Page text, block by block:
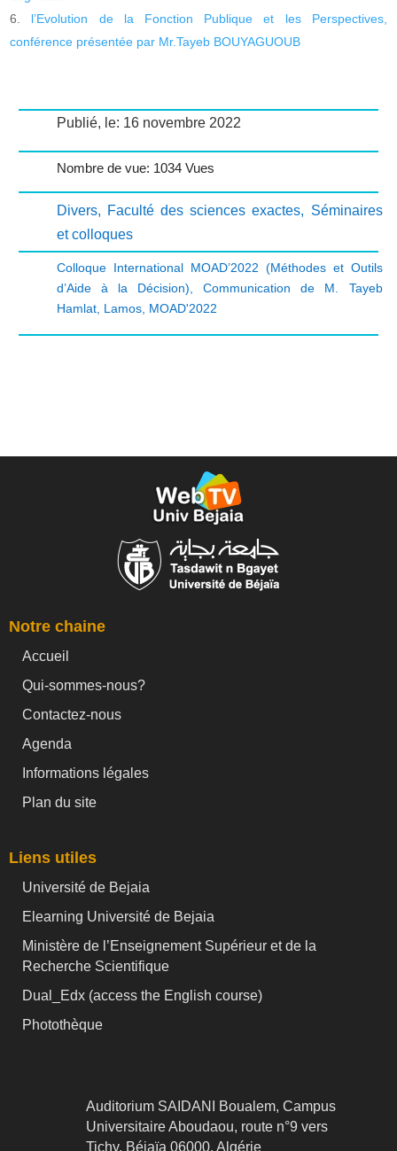
l’Evolution de la Fonction Publique et les Perspectives,
conférence présentée par Mr.Tayeb BOUYAGUOUB
Publié, le: 16 novembre 2022
Nombre de vue: 1034 Vues
Divers, Faculté des sciences exactes, Séminaires
et colloques
Colloque International MOAD’2022 (Méthodes et Outils
d’Aide à la Décision) ,Communication de M. Tayeb
Hamlat, Lamos, MOAD'2022
Notre chaine
Accueil
Qui-sommes-nous?
Contactez-nous
Agenda
Informations légales
Plan du site
Liens utiles
Université de Bejaia
Elearning Université de Bejaia
Ministère de l’Enseignement Supérieur et de la
Recherche Scientifique
Dual_Edx (access the English course)
Photothèque
Auditorium SAIDANI Boualem, Campus
Universitaire Aboudaou, route n°9 vers
Tichy, Béjaïa 06000, Algérie